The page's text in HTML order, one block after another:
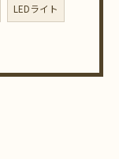
LEDライト